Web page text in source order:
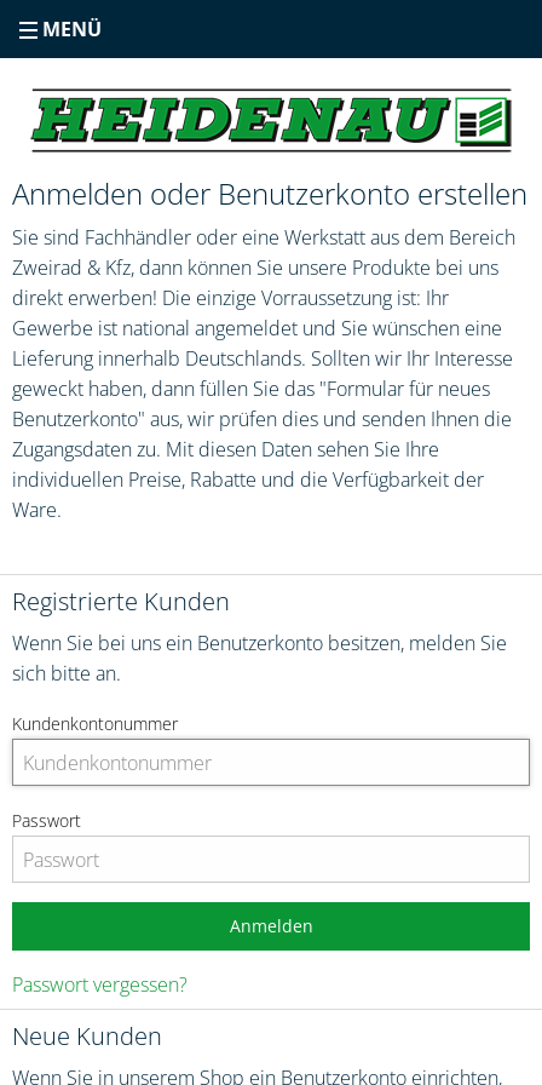
MENÜ
Anmelden oder Benutzerkonto erstellen
Sie sind Fachhändler oder eine Werkstatt aus dem Bereich
Zweirad & Kfz, dann können Sie unsere Produkte bei uns
direkt erwerben! Die einzige Vorraussetzung ist: Ihr
Gewerbe ist national angemeldet und Sie wünschen eine
Lieferung innerhalb Deutschlands. Sollten wir Ihr Interesse
geweckt haben, dann füllen Sie das "Formular für neues
Benutzerkonto" aus, wir prüfen dies und senden Ihnen die
Zugangsdaten zu. Mit diesen Daten sehen Sie Ihre
individuellen Preise, Rabatte und die Verfügbarkeit der
Ware.
Neue Kunden
Wenn Sie in unserem Shop ein Benutzerkonto einrichten,
Registrierte Kunden
Wenn Sie bei uns ein Benutzerkonto besitzen, melden Sie
sich bitte an.
Kundenkontonummer
Passwort
Anmelden
Passwort vergessen?